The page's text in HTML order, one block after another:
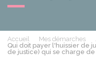
Accueil Mes démarches
Qui doit payer l'huissier de
de justice) qui se charge